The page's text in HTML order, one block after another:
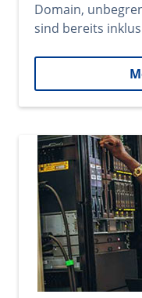
Domain,
sind bereits